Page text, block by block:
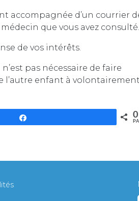
accompagnée d’un courrier
que vous avez consulté.
de vos intérêts.
pas nécessaire de faire
l’autre enfant à volontairement
0